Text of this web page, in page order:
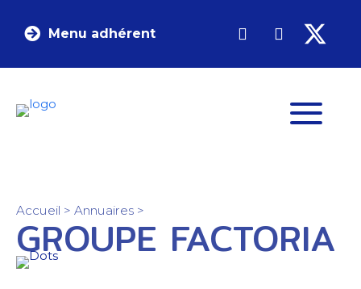
Menu adhérent
Accueil > Annuaires >
GROUPE FACTORIA